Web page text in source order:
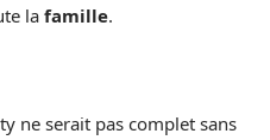
la famille.
ne serait pas complet sans